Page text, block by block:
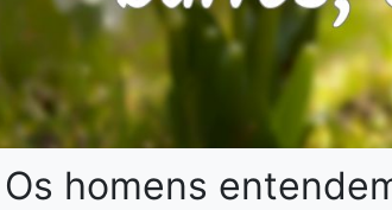
Os homens